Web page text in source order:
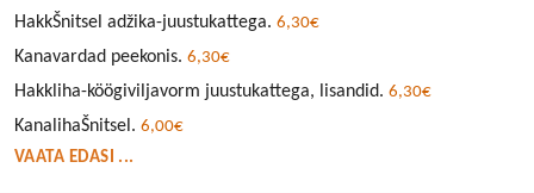
HakkŠnitsel adžika-juustukattega. 6,30€
Kanavardad peekonis. 6,30€
Hakkliha-köögiviljavorm juustukattega, lisandid. 6,30€
KanalihaŠnitsel. 6,00€
VAATA EDASI ...